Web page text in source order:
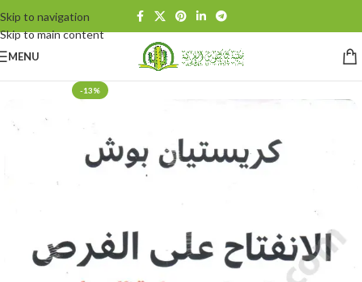
Skip to navigation
Skip to main content
MENU
-13%